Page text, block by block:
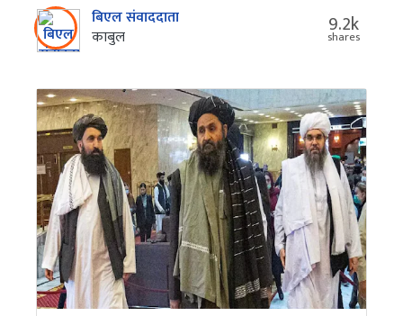
बिएल संवाददाता
काबुल
9.2k
shares